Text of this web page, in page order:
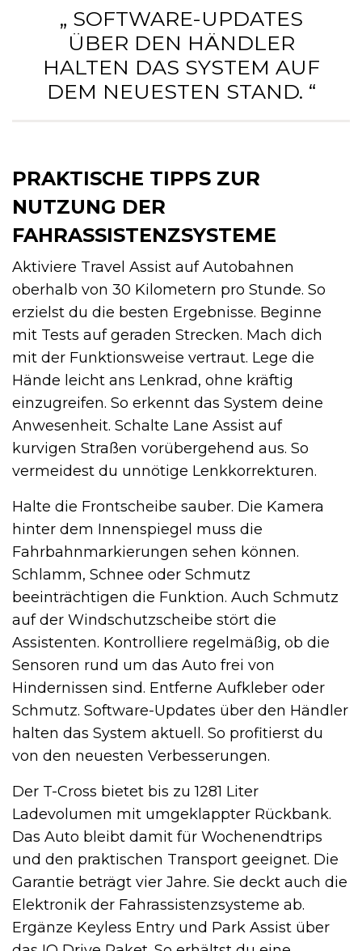
„ SOFTWARE-UPDATES
ÜBER DEN HÄNDLER
HALTEN DAS SYSTEM AUF
DEM NEUESTEN STAND. “
PRAKTISCHE TIPPS ZUR
NUTZUNG DER
FAHRASSISTENZSYSTEME
Aktiviere Travel Assist auf Autobahnen
oberhalb von 30 Kilometern pro Stunde. So
erzielst du die besten Ergebnisse. Beginne
mit Tests auf geraden Strecken. Mach dich
mit der Funktionsweise vertraut. Lege die
Hände leicht ans Lenkrad, ohne kräftig
einzugreifen. So erkennt das System deine
Anwesenheit. Schalte Lane Assist auf
kurvigen Straßen vorübergehend aus. So
vermeidest du unnötige Lenkkorrekturen.
Halte die Frontscheibe sauber. Die Kamera
hinter dem Innenspiegel muss die
Fahrbahnmarkierungen sehen können.
Schlamm, Schnee oder Schmutz
beeinträchtigen die Funktion. Auch Schmutz
auf der Windschutzscheibe stört die
Assistenten. Kontrolliere regelmäßig, ob die
Sensoren rund um das Auto frei von
Hindernissen sind. Entferne Aufkleber oder
Schmutz. Software-Updates über den Händler
halten das System aktuell. So profitierst du
von den neuesten Verbesserungen.
Der T-Cross bietet bis zu 1281 Liter
Ladevolumen mit umgeklappter Rückbank.
Das Auto bleibt damit für Wochenendtrips
und den praktischen Transport geeignet. Die
Garantie beträgt vier Jahre. Sie deckt auch die
Elektronik der Fahrassistenzsysteme ab.
Ergänze Keyless Entry und Park Assist über